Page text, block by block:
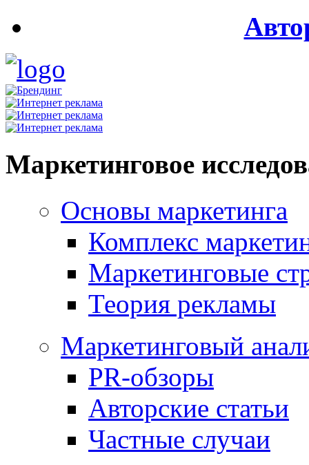
Маркетинговое
Основы маркетинга
Комплекс
Маркетинговые
Теория рекламы
Маркетинговый
PR-обзоры
Авторские статьи
Частные случаи